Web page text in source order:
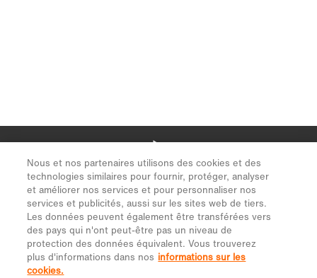
Nous et nos partenaires utilisons des cookies et des
technologies similaires pour fournir, protéger, analyser
et améliorer nos services et pour personnaliser nos
services et publicités, aussi sur les sites web de tiers.
Les données peuvent également être transférées vers
des pays qui n'ont peut-être pas un niveau de
protection des données équivalent. Vous trouverez
plus d'informations dans nos informations sur les
cookies.